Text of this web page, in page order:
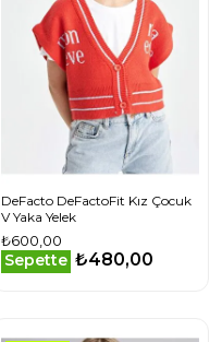
DeFacto DeFactoFit Kız Çocuk
V Yaka Yelek
₺600,00
Sepette ₺480,00